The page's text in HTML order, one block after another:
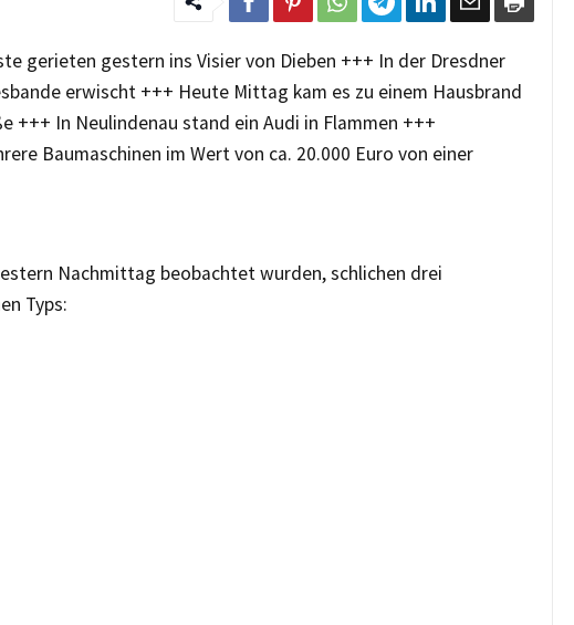
gerieten gestern ins Visier von Dieben +++ In der Dresdner
erwischt +++ Heute Mittag kam es zu einem Hausbrand
+++ In Neulindenau stand ein Audi in Flammen +++
Baumaschinen im Wert von ca. 20.000 Euro von einer
Nachmittag beobachtet wurden, schlichen drei
Typs: